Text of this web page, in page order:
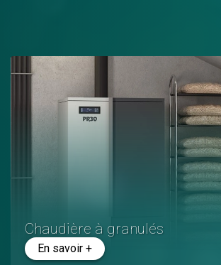
Chaudière à granulés
En savoir +